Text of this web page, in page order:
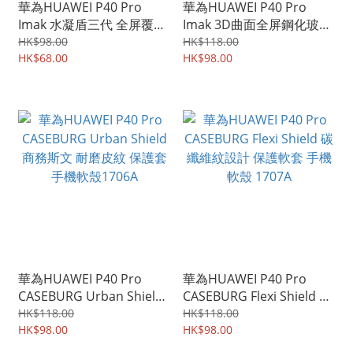
華為HUAWEI P40 Pro
Imak 水凝盾三代 全屏覆蓋
保護貼 手機後背貼 水凝貼
雙片裝 2566A
HK$98.00
HK$68.00
華為HUAWEI P40 Pro
Imak 3D曲面全屏鋼化玻璃
膜 全屏覆蓋強化玻璃貼
1749A
HK$118.00
HK$98.00
華為HUAWEI P40 Pro
CASEBURG Urban Shield
商務斯文 耐磨皮紋 保護套
手機軟殼1706A
HK$118.00
HK$98.00
華為HUAWEI P40 Pro
CASEBURG Flexi Shield 碳
纖維紋設計 保護軟套 手機
軟殼 1707A
HK$118.00
HK$98.00